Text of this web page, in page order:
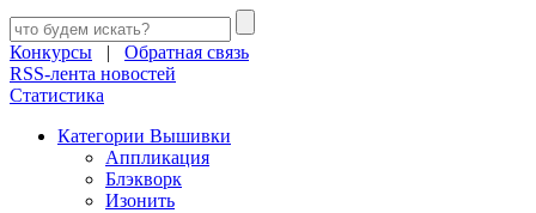
Конкурсы | Обратная связь
RSS-лента новостей
Статистика
Категории Вышивки
Аппликация
Блэкворк
Изонить